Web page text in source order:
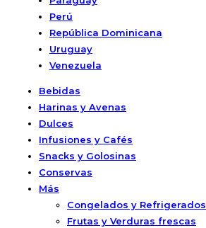
Perú
República Dominicana
Uruguay
Venezuela
Bebidas
Harinas y Avenas
Dulces
Infusiones y Cafés
Snacks y Golosinas
Conservas
Más
Congelados y Refrigerados
Frutas y Verduras frescas